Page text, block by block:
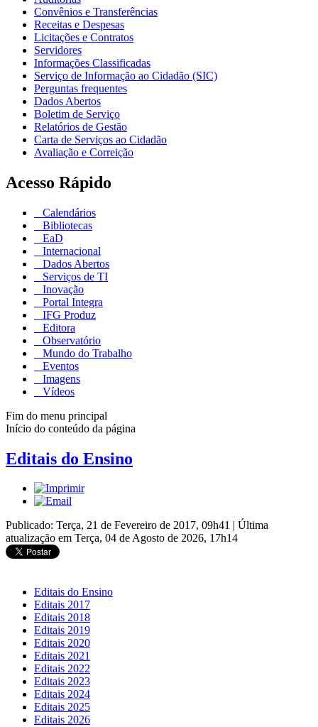
Convênios e Transferências
Receitas e Despesas
Licitações e Contratos
Servidores
Informações Classificadas
Serviço de Informação ao Cidadão (SIC)
Perguntas frequentes
Dados Abertos
Boletim de Serviço
Relatórios de Gestão
Carta de Serviços ao Cidadão
Avaliação e Correição
Acesso Rápido
Calendários
Bibliotecas
EaD
Internacional
Dados Abertos
Serviços de TI
Inovação
Portal Integra
IFG Produz
Editora
Observatório
Mundo do Trabalho
Eventos
Imagens
Vídeos
Fim do menu principal
Início do conteúdo da página
Editais do Ensino
Publicado: Terça, 21 de Fevereiro de 2017, 09h41 | Última
atualização em Terça, 04 de Agosto de 2026, 17h14
Editais do Ensino
Editais 2017
Editais 2018
Editais 2019
Editais 2020
Editais 2021
Editais 2022
Editais 2023
Editais 2024
Editais 2025
Editais 2026